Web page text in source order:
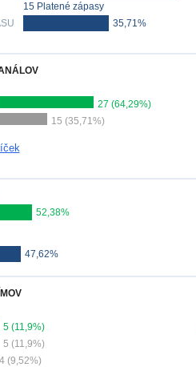
15 Platené zápasy
35,71%
27 (64,29%)
15 (35,71%)
52,38%
47,62%
5 (11,9%)
5 (11,9%)
4 (9,52%)